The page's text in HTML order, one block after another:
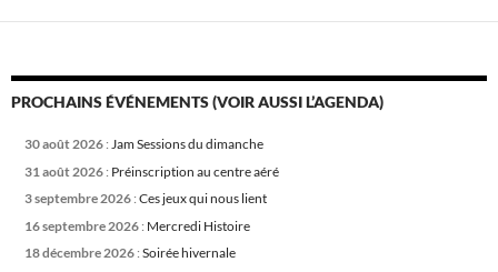
PROCHAINS ÉVÉNEMENTS (VOIR AUSSI L’AGENDA)
30 août 2026: Jam Sessions du dimanche
31 août 2026: Préinscription au centre aéré
3 septembre 2026: Ces jeux qui nous lient
16 septembre 2026: Mercredi Histoire
18 décembre 2026: Soirée hivernale